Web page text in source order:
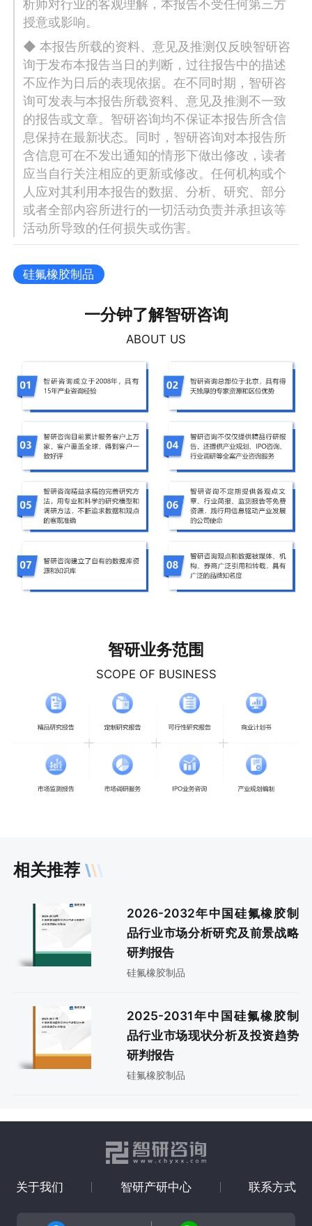
析师对行业的客观理解，本报告不受任何第三方
授意或影响。
◆ 本报告所载的资料、意见及推测仅反映智研咨
询于发布本报告当日的判断，过往报告中的描述
不应作为日后的表现依据。在不同时期，智研咨
询可发表与本报告所载资料、意见及推测不一致
的报告或文章。智研咨询均不保证本报告所含信
息保持在最新状态。同时，智研咨询对本报告所
含信息可在不发出通知的情形下做出修改，读者
应当自行关注相应的更新或修改。任何机构或个
人应对其利用本报告的数据、分析、研究、部分
或者全部内容所进行的一切活动负责并承担该等
活动所导致的任何损失或伤害。
硅氟橡胶制品
一分钟了解智研咨询
ABOUT US
智研业务范围
SCOPE OF BUSINESS
相关推荐
2026-2032年中国硅氟橡胶制
品行业市场分析研究及前景战略
研判报告
硅氟橡胶制品
2025-2031年中国硅氟橡胶制
品行业市场现状分析及投资趋势
研判报告
硅氟橡胶制品
关于我们 智研产研中心 联系方式